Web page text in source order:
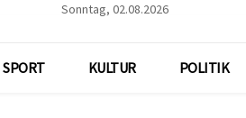
Sonntag, 02.08.2026
SPORT KULTUR POLITIK